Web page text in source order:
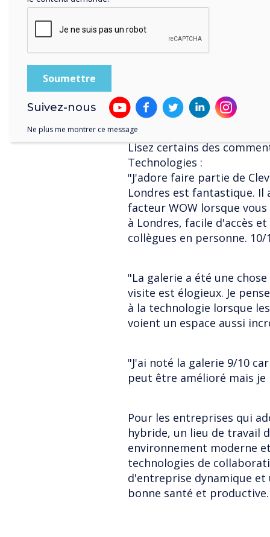
gens ont hâte de visiter
avantages pour le bien-
nécessité de la vie
tout aussi convaincant,
sentiment de fierté qu'il
conviction qu'ils font
innovante et en pleine
Lisez certains des
Technologies :
"J'adore faire partie de
Londres est fantastique. Il
facteur WOW lorsque
à Londres, facile d'accès
collègues en personne. 10/
"La galerie a été une
visite est élogieux. Je
à la technologie lorsque
voient un espace aussi
"J'ai noté la galerie 9/10
peut être amélioré mais je
Pour les entreprises qui
hybride, un lieu de travail
environnement moderne
technologies de
d'entreprise dynamique
bonne santé et productive.
Suivez-nous
Ne plus me montrer ce message